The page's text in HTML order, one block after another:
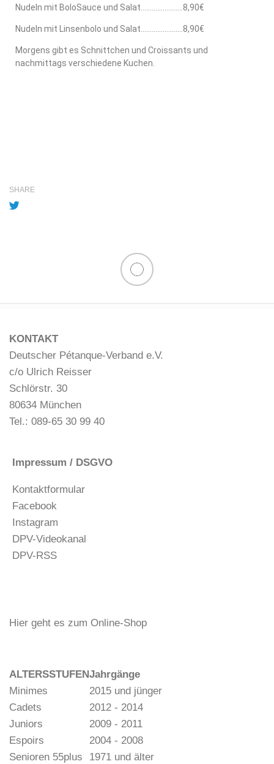
Nudeln mit BoloSauce und Salat…………………..8,90€
Nudeln mit Linsenbolo und Salat…………………..8,90€
Morgens gibt es Schnittchen und Croissants und
nachmittags verschiedene Kuchen.
SHARE
KONTAKT
Deutscher Pétanque-Verband e.V.
c/o Ulrich Reisser
Schlörstr. 30
80634 München
Tel.: 089-65 30 99 40
Impressum / DSGVO
Kontaktformular
Facebook
Instagram
DPV-Videokanal
DPV-RSS
Hier geht es zum Online-Shop
ALTERSSTUFENJahrgänge
Minimes
2015 und jünger
Cadets
2012 - 2014
Juniors
2009 - 2011
Espoirs
2004 - 2008
Senioren 55plus
1971 und älter